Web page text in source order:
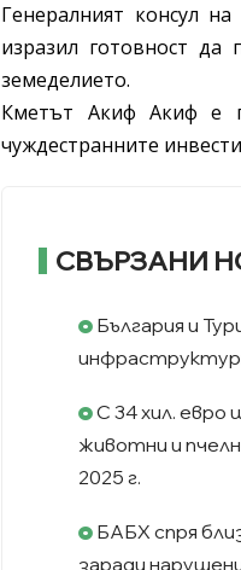
Генералният консул
изразил готовност да
земеделието.
Кметът Акиф Акиф е
чуждестранните
СВЪРЗАНИ
България и
С 34 хил. евро
животни и
2025 г.
БАБХ спря
заради